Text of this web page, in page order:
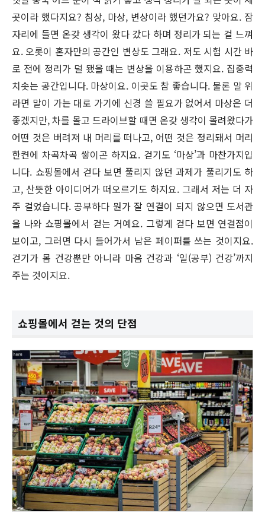
곳이라 했다지요? 침상, 마상, 변상이라 했던가요? 맞아요. 잠
자리에 들면 온갖 생각이 왔다 갔다 하며 정리가 되는 걸 느껴
요. 오롯이 혼자만의 공간인 변상도 그래요. 저도 시험 시간 바
로 전에 정리가 덜 됐을 때는 변상을 이용하곤 했지요. 집중력
치솟는 공간입니다. 마상이요. 이곳도 참 좋습니다. 물론 말 위
라면 말이 가는 대로 가기에 신경 쓸 필요가 없어서 마상은 더
좋겠지만, 차를 몰고 드라이브할 때면 온갖 생각이 몰려왔다가
어떤 것은 버려져 내 머리를 떠나고, 어떤 것은 정리돼서 머리
한켠에 차곡차곡 쌓이곤 하지요. 걷기도 ‘마상’과 마찬가지입
니다. 쇼핑몰에서 걷다 보면 풀리지 않던 과제가 풀리기도 하
고, 산뜻한 아이디어가 떠오르기도 하지요. 그래서 저는 더 자
주 걸었습니다. 공부하다 뭔가 잘 연결이 되지 않으면 도서관
을 나와 쇼핑몰에서 걷는 거예요. 그렇게 걷다 보면 연결점이
보이고, 그러면 다시 들어가서 남은 페이퍼를 쓰는 것이지요.
걷기가 몸 건강뿐만 아니라 마음 건강과 ‘일(공부) 건강’까지
주는 것이지요.
쇼핑몰에서 걷는 것의 단점